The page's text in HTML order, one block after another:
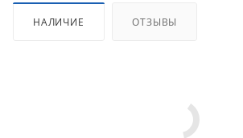
НАЛИЧИЕ ОТЗЫВЫ